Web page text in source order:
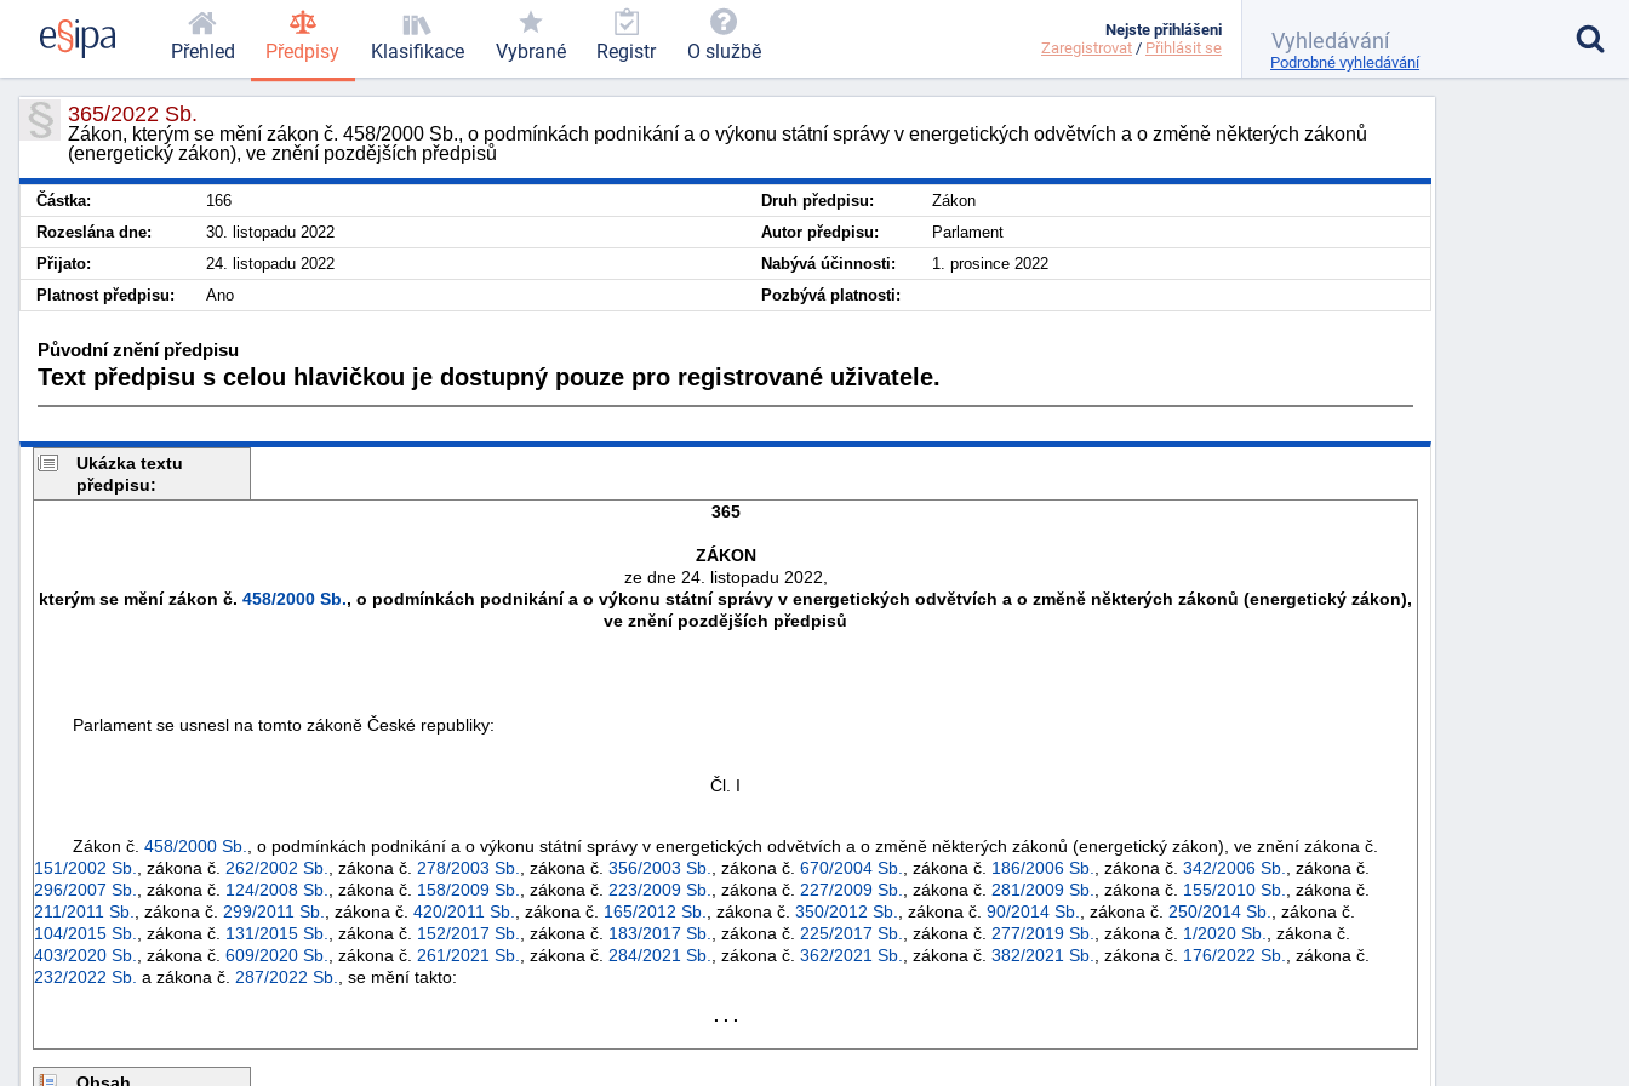
365/2022 Sb.
Zákon, kterým se mění zákon č. 458/2000 Sb., o podmínkách podnikání a o výkonu státní správy v energetických odvětvích a o změně některých zákonů
(energetický zákon), ve znění pozdějších předpisů
Částka: 166 Druh předpisu:
Zákon
Rozeslána dne:
30. listopadu 2022 Autor předpisu:
Parlament
Přijato:
24. listopadu 2022 Nabývá účinnosti:
1. prosince 2022
Platnost předpisu:
Ano Pozbývá platnosti:
Původní znění předpisu
Text předpisu s celou hlavičkou je dostupný pouze pro registrované uživatele.
Ukázka textu
předpisu:
365
ZÁKON
ze dne 24. listopadu 2022,
kterým se mění zákon č. 458/2000 Sb., o podmínkách podnikání a o výkonu státní správy v energetických odvětvích a o změně některých zákonů (energetický zákon),
ve znění pozdějších předpisů
Parlament se usnesl na tomto zákoně České republiky:
Čl. I
Zákon č. 458/2000 Sb.
, o podmínkách podnikání a o výkonu státní správy v energetických odvětvích a o změně některých zákonů (energetický zákon), ve znění zákona č.
151/2002 Sb.
, zákona č. 262/2002 Sb. , zákona č. 278/2003 Sb. , zákona č. 356/2003 Sb. , zákona č. 670/2004 Sb. , zákona č. 186/2006 Sb. , zákona č. 342/2006 Sb.
, zákona č.
296/2007 Sb.
, zákona č. 124/2008 Sb. , zákona č. 158/2009 Sb. , zákona č. 223/2009 Sb. , zákona č. 227/2009 Sb. , zákona č. 281/2009 Sb. , zákona č. 155/2010 Sb.
, zákona č.
211/2011 Sb.
, zákona č. 299/2011 Sb. , zákona č. 420/2011 Sb. , zákona č. 165/2012 Sb. , zákona č. 350/2012 Sb. , zákona č. 90/2014 Sb. , zákona č. 250/2014 Sb.
, zákona č.
104/2015 Sb.
, zákona č. 131/2015 Sb. , zákona č. 152/2017 Sb. , zákona č. 183/2017 Sb. , zákona č. 225/2017 Sb. , zákona č. 277/2019 Sb. , zákona č. 1/2020 Sb.
, zákona č.
403/2020 Sb.
, zákona č. 609/2020 Sb. , zákona č. 261/2021 Sb. , zákona č. 284/2021 Sb. , zákona č. 362/2021 Sb. , zákona č. 382/2021 Sb. , zákona č. 176/2022 Sb.
, zákona č.
232/2022 Sb. a zákona č. 287/2022 Sb.
, se mění takto:
. . .
Obsah
Přehled Předpisy Klasifikace Vybrané Registr O službě
Nejste přihlášeni
Zaregistrovat / Přihlásit se
Podrobné vyhledávání